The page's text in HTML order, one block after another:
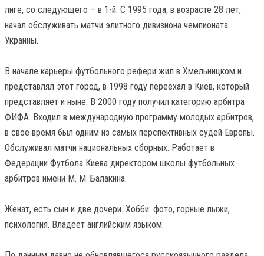
лиге, со следующего – в 1-й. С 1995 года, в возрасте 28 лет,
начал обслуживать матчи элитного дивизиона чемпионата
Украины.
В начале карьеры футбольного рефери жил в Хмельницком и
представлял этот город, в 1998 году переехал в Киев, который
представляет и ныне. В 2000 году получил категорию арбитра
ФИФА. Входил в международную программу молодых арбитров,
в свое время был одним из самых перспективных судей Европы.
Обслуживал матчи национальных сборных. Работает в
Федерации Футбола Киева директором школы футбольных
арбитров имени М. М. Балакина.
Женат, есть сын и две дочери. Хобби: фото, горные лыжи,
психология. Владеет английским языком.